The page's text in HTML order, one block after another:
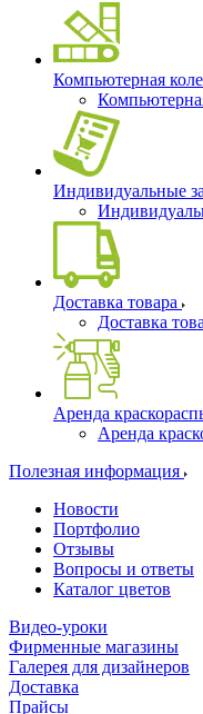
Компьютерная
Индивидуальные
Доставка товара
Доставка
Аренда
Аренда
Полезная информация
Новости
Портфолио
Отзывы
Вопросы и ответы
Каталог цветов
Видео-уроки
Фирменные магазины
Галерея для дизайнеров
Доставка
Прайсы